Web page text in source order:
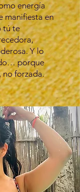
energía
manifiesta en
tú te
Y lo
porque
no forzada.